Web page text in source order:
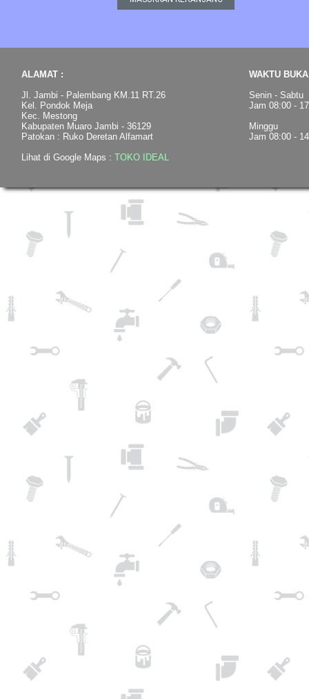
ALAMAT :
Jl. Jambi - Palembang KM.11 RT.26
Kel. Pondok Meja
Kec. Mestong
Kabupaten Muaro Jambi - 36129
Patokan : Ruko Deretan Alfamart
Lihat di Google Maps : TOKO IDEAL
WAKTU
Senin - Sabtu
Jam 08:00 -
Minggu
Jam 08:00 -